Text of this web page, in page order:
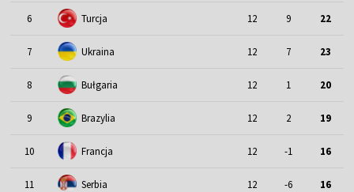
6 Turcja 12 9 22
7 Ukraina 12 7 23
8 Bułgaria 12 1 20
9 Brazylia 12 2 19
10 Francja 12 -1 16
11 Serbia 12 -6 16